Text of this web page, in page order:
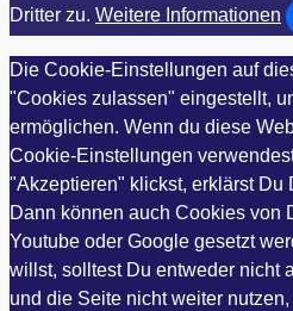
Dritter zu. Weitere Informationen
Die Cookie-Einstellungen auf
"Cookies zulassen" eingestellt,
ermöglichen. Wenn du diese
Cookie-Einstellungen
"Akzeptieren" klickst, erklärst Du
Dann können auch Cookies von
Youtube oder Google gesetzt
willst, solltest Du entweder nicht
und die Seite nicht weiter